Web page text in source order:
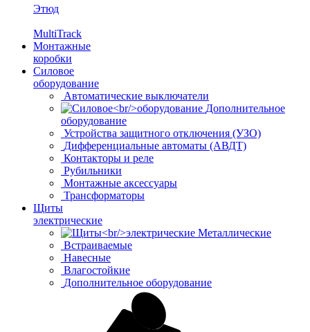
Этюд
MultiTrack
Монтажные
коробки
Силовое
оборудование
Автоматические выключатели
Дополнительное
оборудование
Устройства защитного отключения (УЗО)
Дифференциальные автоматы (АВДТ)
Контакторы и реле
Рубильники
Монтажные аксессуары
Трансформаторы
Щиты
электрические
Металлические
Встраиваемые
Навесные
Влагостойкие
Дополнительное оборудование